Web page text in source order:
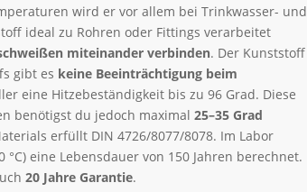
wird er vor allem bei Trinkwasser- und
ideal zu Rohren oder Fittings verarbeitet
miteinander verbinden. Der Kunststoff
gibt es keine Beeinträchtigung beim
eine Hitzebeständigkeit bis zu 96 Grad. Diese
benötigst du jedoch maximal25–35 Grad
erfüllt DIN 4726/8077/8078. Im Labor
eine Lebensdauer von 150 Jahren berechnet.
20 Jahre Garantie.